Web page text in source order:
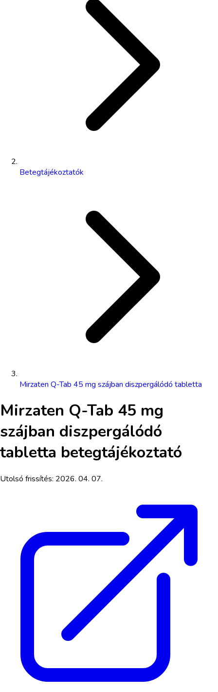
Betegtájékoztatók
Mirzaten Q-Tab 45 mg szájban diszpergálódó tabletta
Mirzaten Q-Tab 45 mg
szájban diszpergálódó
tabletta betegtájékoztató
Utolsó frissítés: 2026. 04. 07.